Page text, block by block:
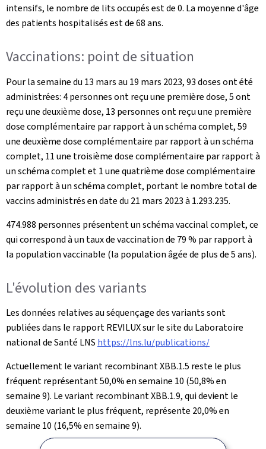
intensifs, le nombre de lits occupés est de 0. La moyenne d'âge
des patients hospitalisés est de 68 ans.
Vaccinations: point de situation
Pour la semaine du 13 mars au 19 mars 2023, 93 doses ont été
administrées: 4 personnes ont reçu une première dose, 5 ont
reçu une deuxième dose, 13 personnes ont reçu une première
dose complémentaire par rapport à un schéma complet, 59
une deuxième dose complémentaire par rapport à un schéma
complet, 11 une troisième dose complémentaire par rapport à
un schéma complet et 1 une quatrième dose complémentaire
par rapport à un schéma complet, portant le nombre total de
vaccins administrés en date du 21 mars 2023 à 1.293.235.
474.988 personnes présentent un schéma vaccinal complet, ce
qui correspond à un taux de vaccination de 79 % par rapport à
la population vaccinable (la population âgée de plus de 5 ans).
L'évolution des variants
Les données relatives au séquençage des variants sont
publiées dans le rapport REVILUX sur le site du Laboratoire
national de Santé LNS https://lns.lu/publications/
Actuellement le variant recombinant XBB.1.5 reste le plus
fréquent représentant 50,0% en semaine 10 (50,8% en
semaine 9). Le variant recombinant XBB.1.9, qui devient le
deuxième variant le plus fréquent, représente 20,0% en
semaine 10 (16,5% en semaine 9).